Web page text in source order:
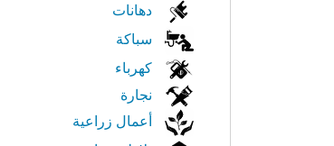
الابحار
النت
دهانات
سباكة
كهرباء
نجارة
أعمال زراعية